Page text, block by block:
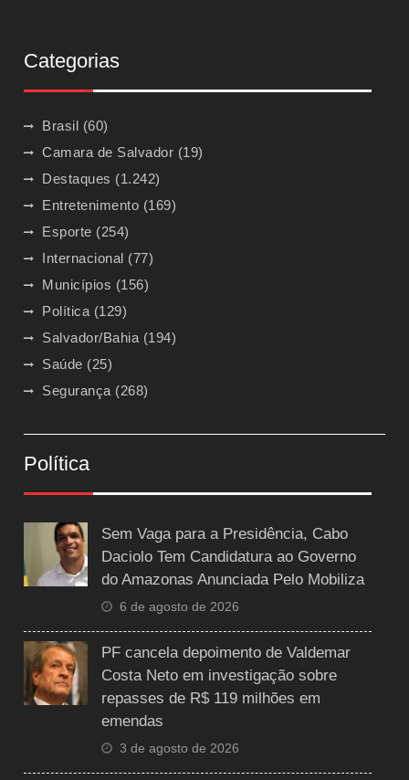
Categorias
Brasil (60)
Camara de Salvador (19)
Destaques (1.242)
Entretenimento (169)
Esporte (254)
Internacional (77)
Municípios (156)
Política (129)
Salvador/Bahia (194)
Saúde (25)
Segurança (268)
Política
Sem Vaga para a Presidência, Cabo
Daciolo Tem Candidatura ao Governo
do Amazonas Anunciada Pelo Mobiliza
6 de agosto de 2026
PF cancela depoimento de Valdemar
Costa Neto em investigação sobre
repasses de R$ 119 milhões em
emendas
3 de agosto de 2026